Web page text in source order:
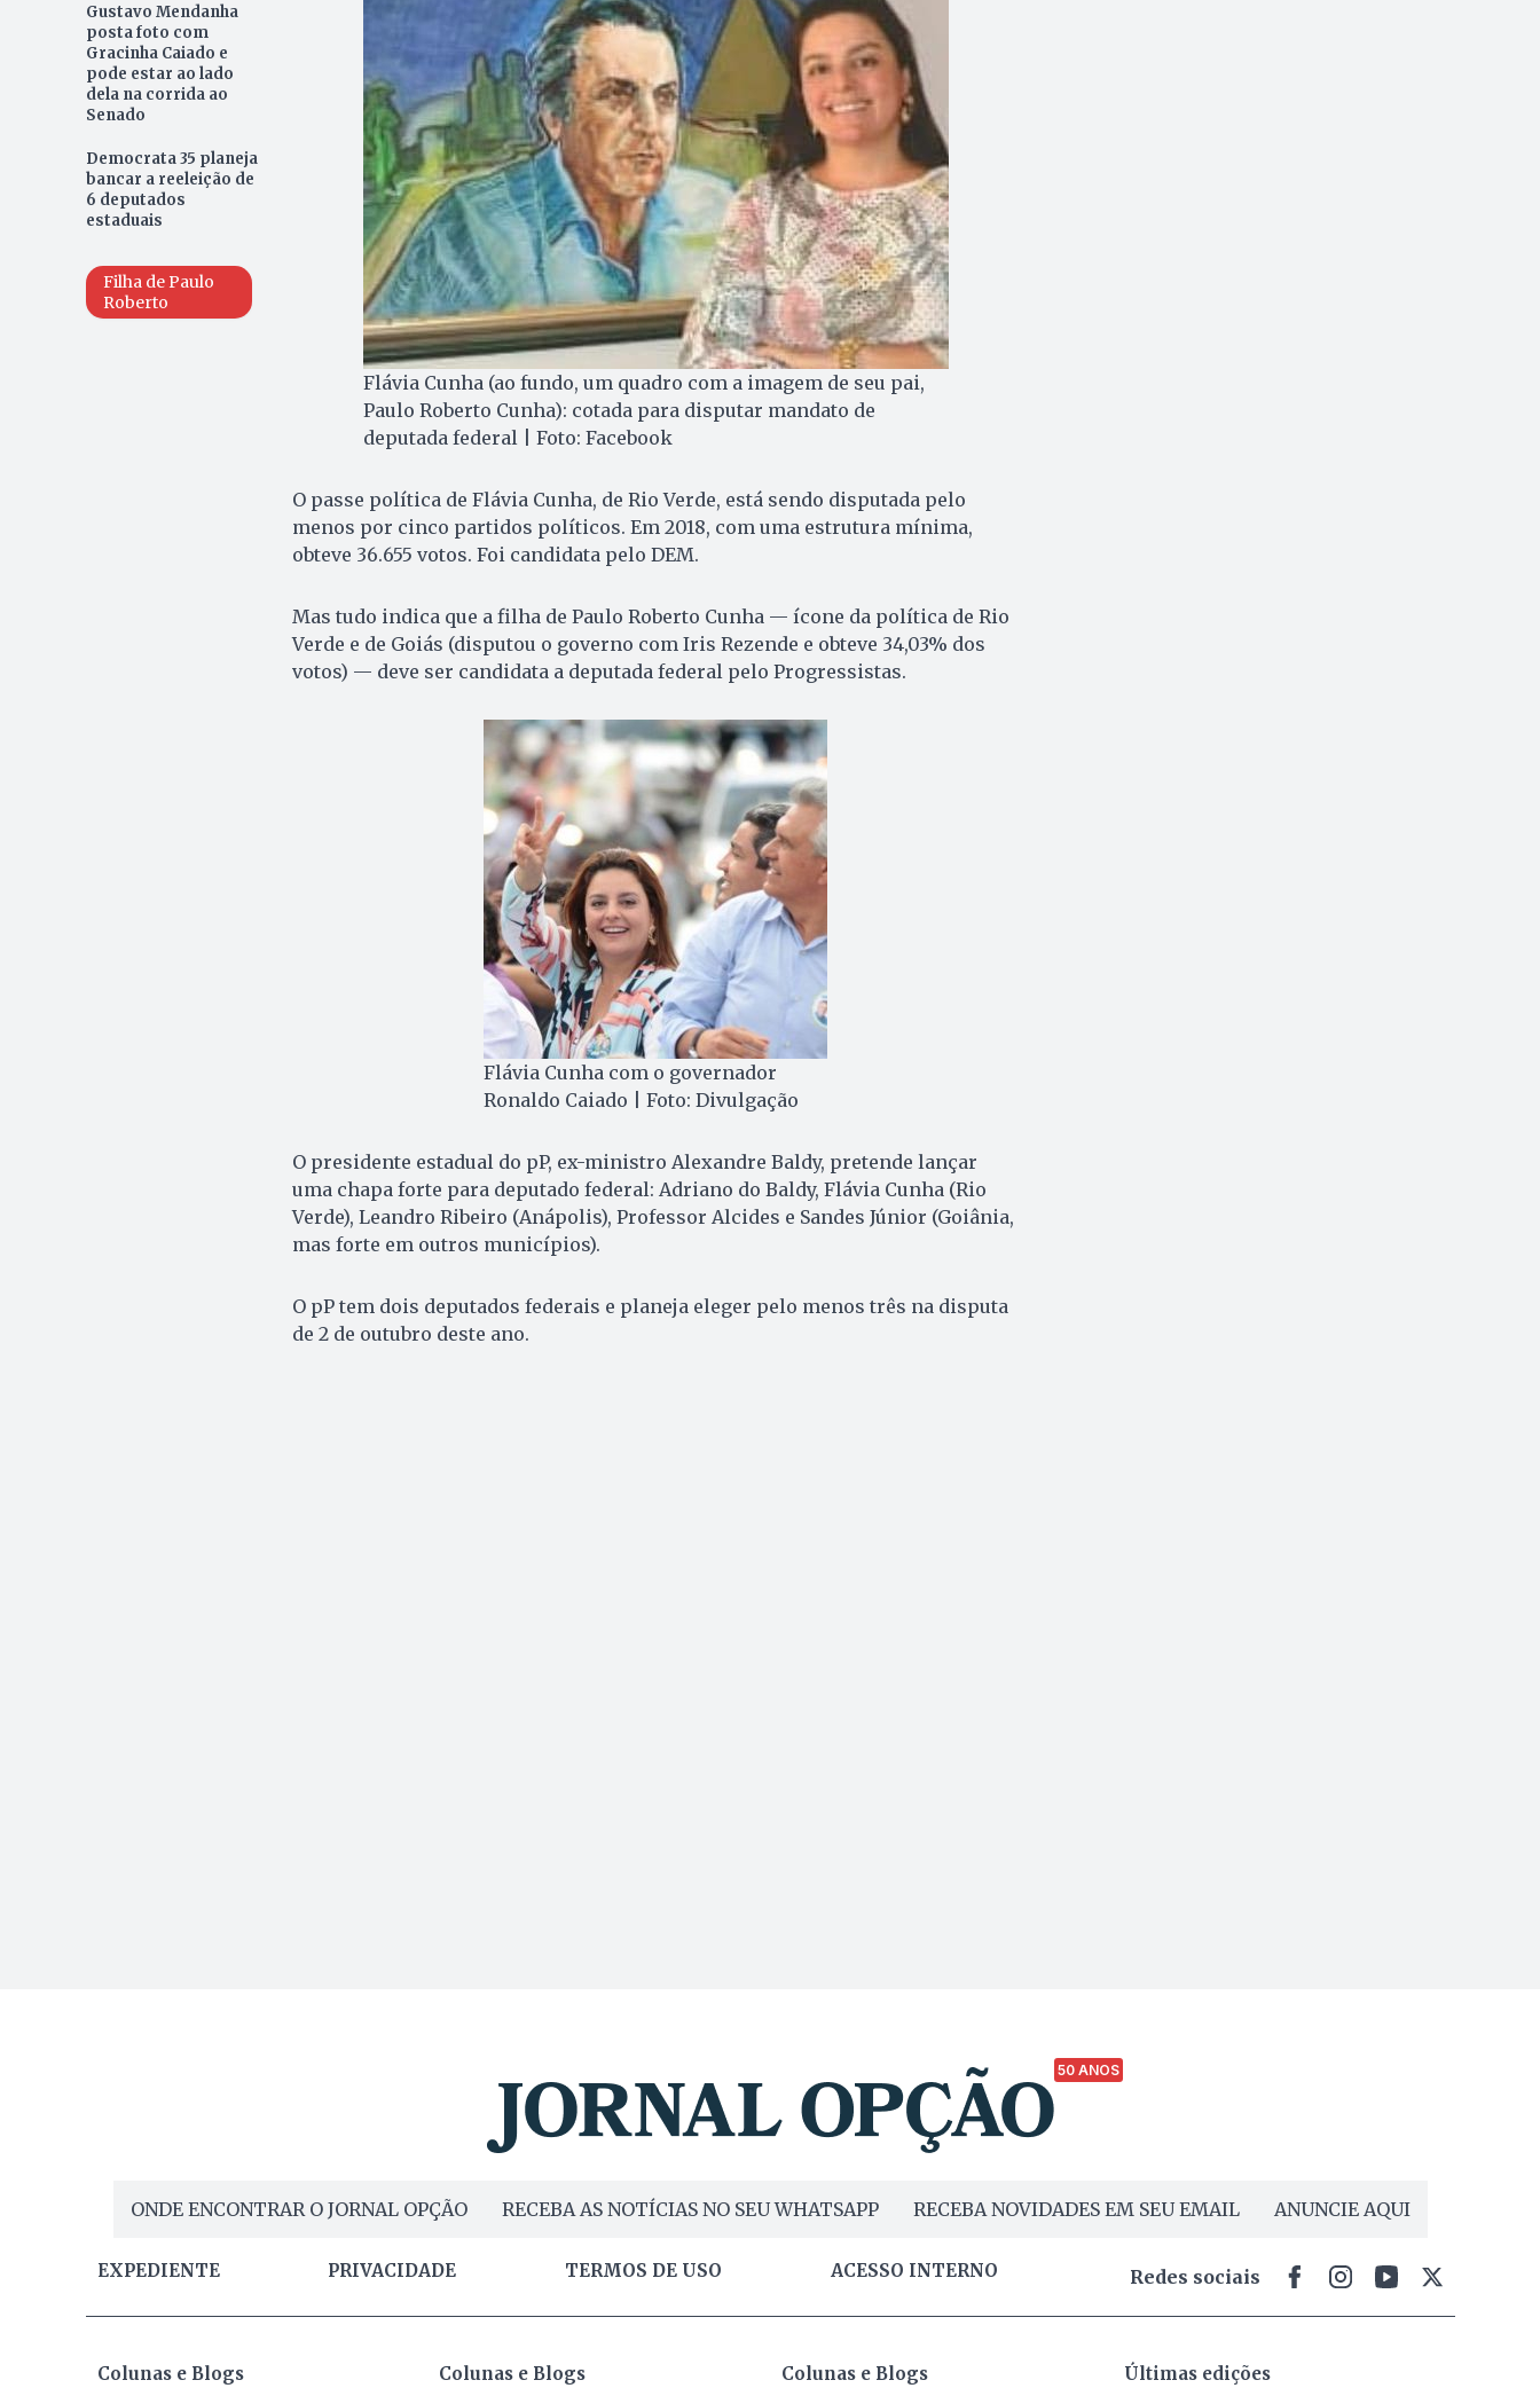
Gustavo Mendanha
posta foto com
Gracinha Caiado e
pode estar ao lado
dela na corrida ao
Senado
Democrata 35 planeja
bancar a reeleição de
6 deputados
estaduais
Filha de Paulo
Roberto
Flávia Cunha (ao fundo, um quadro com a imagem de seu pai,
Paulo Roberto Cunha): cotada para disputar mandato de
deputada federal | Foto: Facebook
O passe política de Flávia Cunha, de Rio Verde, está sendo disputada pelo
menos por cinco partidos políticos. Em 2018, com uma estrutura mínima,
obteve 36.655 votos. Foi candidata pelo DEM.
Mas tudo indica que a filha de Paulo Roberto Cunha — ícone da política de Rio
Verde e de Goiás (disputou o governo com Iris Rezende e obteve 34,03% dos
votos) — deve ser candidata a deputada federal pelo Progressistas.
Flávia Cunha com o governador
Ronaldo Caiado | Foto: Divulgação
O presidente estadual do pP, ex-ministro Alexandre Baldy, pretende lançar
uma chapa forte para deputado federal: Adriano do Baldy, Flávia Cunha (Rio
Verde), Leandro Ribeiro (Anápolis), Professor Alcides e Sandes Júnior (Goiânia,
mas forte em outros municípios).
O pP tem dois deputados federais e planeja eleger pelo menos três na disputa
de 2 de outubro deste ano.
50 ANOS
ONDE ENCONTRAR O JORNAL OPÇÃO RECEBA AS NOTÍCIAS NO SEU WHATSAPP RECEBA NOVIDADES EM SEU EMAIL ANUNCIE AQUI
EXPEDIENTE PRIVACIDADE TERMOS DE USO ACESSO INTERNO Redes sociais
Colunas e Blogs Colunas e Blogs Colunas e Blogs Últimas edições